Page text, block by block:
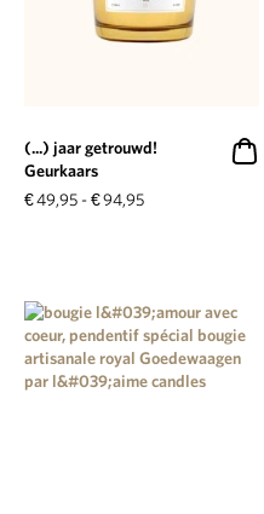
(...) jaar getrouwd!
Geurkaars
€49,95 -€94,95